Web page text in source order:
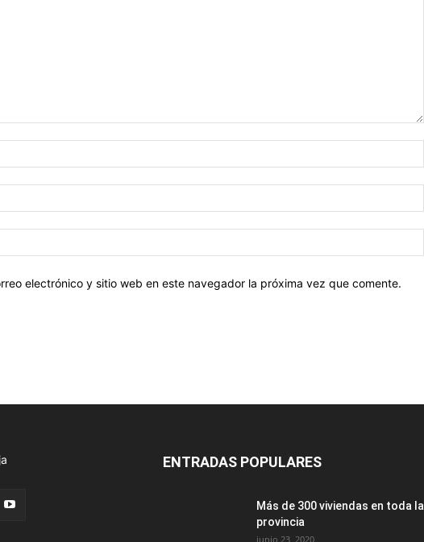
electrónico y sitio web en este navegador la próxima vez que comente.
ENTRADAS POPULARES
Más de 300 viviendas en toda la
provincia
junio 23, 2020